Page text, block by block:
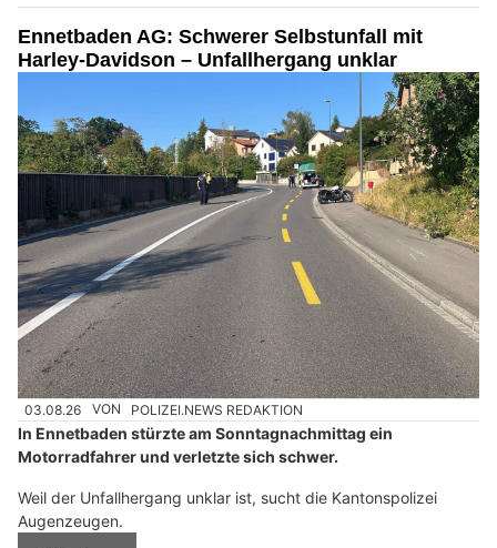
Ennetbaden AG: Schwerer Selbstunfall mit
Harley-Davidson – Unfallhergang unklar
03.08.26 VON POLIZEI.NEWS REDAKTION
In Ennetbaden stürzte am Sonntagnachmittag ein
Motorradfahrer und verletzte sich schwer.
Weil der Unfallhergang unklar ist, sucht die Kantonspolizei
Augenzeugen.